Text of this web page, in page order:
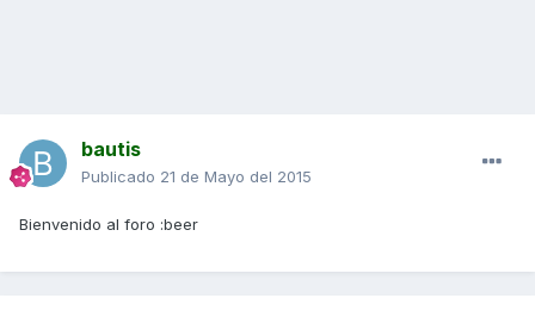
bautis
Publicado 21 de Mayo del 2015
Bienvenido al foro :beer